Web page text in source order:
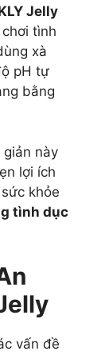
Jelly
tình
xà
pH tự
bằng
này
lợi ích
khỏe
tình dục
vấn đề